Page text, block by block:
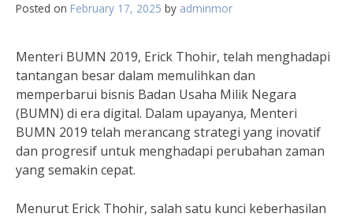
Posted on February 17, 2025 by adminmor
Menteri BUMN 2019, Erick Thohir, telah menghadapi
tantangan besar dalam memulihkan dan
memperbarui bisnis Badan Usaha Milik Negara
(BUMN) di era digital. Dalam upayanya, Menteri
BUMN 2019 telah merancang strategi yang inovatif
dan progresif untuk menghadapi perubahan zaman
yang semakin cepat.
Menurut Erick Thohir, salah satu kunci keberhasilan